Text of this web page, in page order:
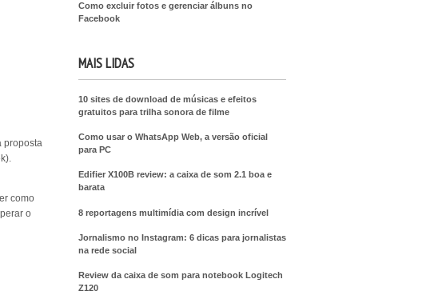
proposta
como
o
Como excluir fotos e gerenciar álbuns no
Facebook
MAIS LIDAS
10 sites de download de músicas e efeitos
gratuitos para trilha sonora de filme
Como usar o WhatsApp Web, a versão oficial
para PC
Edifier X100B review: a caixa de som 2.1 boa e
barata
8 reportagens multimídia com design incrível
Jornalismo no Instagram: 6 dicas para jornalistas
na rede social
Review da caixa de som para notebook Logitech
Z120